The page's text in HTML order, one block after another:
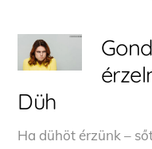
Düh
Ha dühöt érzünk –